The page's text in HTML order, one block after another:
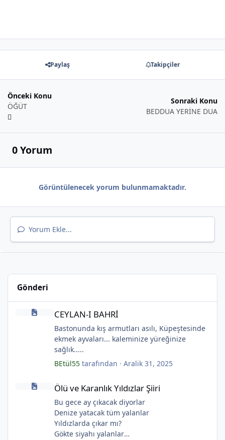
Paylaş Takipçiler
Önceki Konu
ÖĞÜT
Sonraki Konu
BEDDUA YERİNE DUA
0 Yorum
Görüntülenecek yorum bulunmamaktadır.
Yorum Ekle...
Gönderi
CEYLAN-I BAHRİ
Bastonunda kış armutları asılı, Küpeştesinde
ekmek ayvaları... kaleminize yüreğinize
sağlık.....
BEtül55tarafından · Aralik 31, 2025
Ölü ve Karanlık Yıldızlar Şiiri
Bu gece ay çıkacak diyorlar
Denize yatacak tüm yalanlar
Yıldızlarda çıkar mı?
Gökte siyahı yalanlar
*